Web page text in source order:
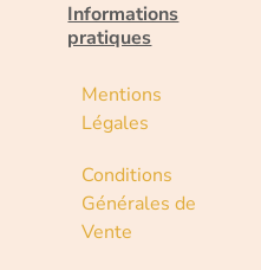
Informations
pratiques
Mentions
Légales
Conditions
Générales de
Vente